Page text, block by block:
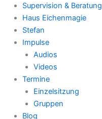
Supervision & Beratung
Haus Eichenmagie
Stefan
Impulse
Audios
Videos
Termine
Einzelsitzung
Gruppen
Blog